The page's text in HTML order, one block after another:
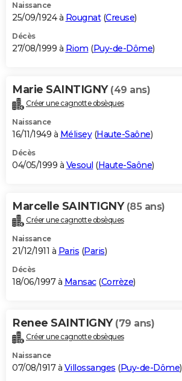
Naissance
25/09/1924 à Rougnat(Creuse)
Décès
27/08/1999 à Riom (Puy-de-Dôme)
Marie SAINTIGNY (49 ans)
Créer une cagnotte obsèques
Naissance
16/11/1949 à Mélisey(Haute-Saône)
Décès
04/05/1999 à Vesoul (Haute-Saône)
Marcelle SAINTIGNY (85 ans)
Créer une cagnotte obsèques
Naissance
21/12/1911 à Paris (Paris)
Décès
18/06/1997 à Mansac(Corrèze)
Renee SAINTIGNY (79 ans)
Créer une cagnotte obsèques
Naissance
07/08/1917 à Villossanges (Puy-de-Dôme)